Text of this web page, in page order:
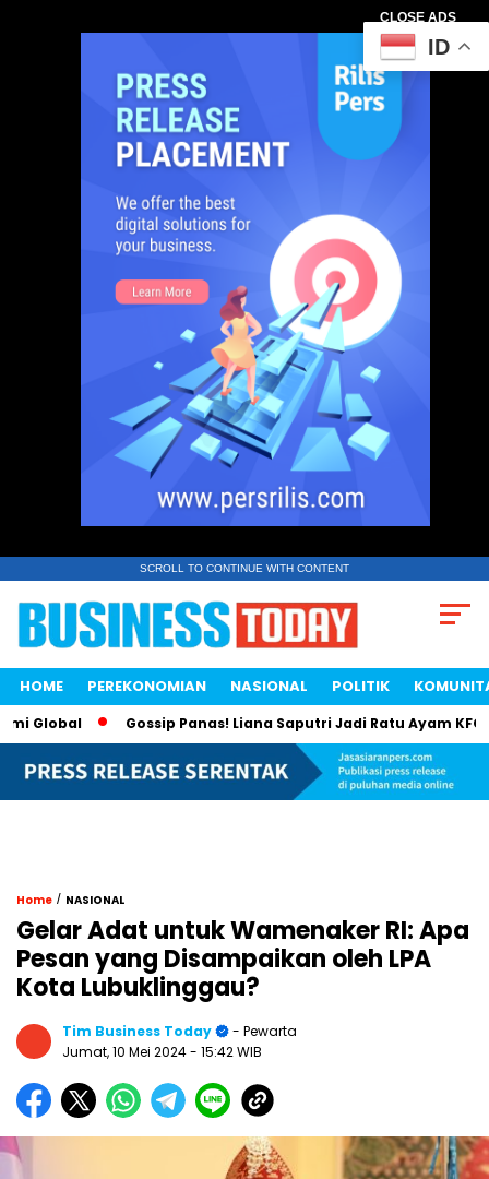
CLOSE ADS
SCROLL TO CONTINUE WITH CONTENT
HOME PEREKONOMIAN NASIONAL POLITIK
Gossip Panas! Liana Saputri Jadi Ratu Ayam KFC
Home / NASIONAL
Gelar Adat untuk Wamenaker RI: Apa
Pesan yang Disampaikan oleh LPA
Kota Lubuklinggau?
Tim Business Today
- Pewarta
Jumat, 10 Mei 2024- 15:42 WIB
ID